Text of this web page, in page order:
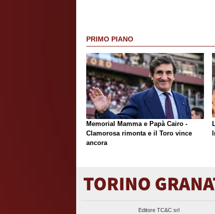
PRIMO PIANO
Memorial Mamma e Papà Cairo -
Clamorosa rimonta e il Toro vince
ancora
Editore TC&C srl